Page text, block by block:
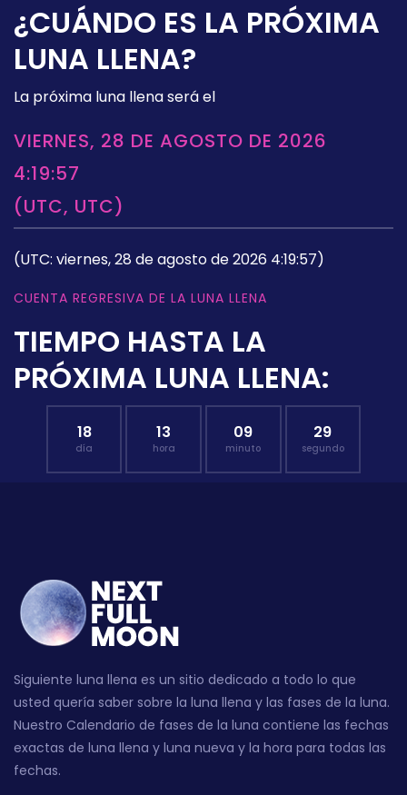
¿CUÁNDO ES LA PRÓXIMA
LUNA LLENA?
La próxima luna llena será el
VIERNES, 28 DE AGOSTO DE 2026
4:19:57
(UTC, UTC)
(UTC: viernes, 28 de agosto de 2026 4:19:57)
CUENTA REGRESIVA DE LA LUNA LLENA
TIEMPO HASTA LA
PRÓXIMA LUNA LLENA:
18
día
13
hora
09
minuto
28
segundo
Siguiente luna llena es un sitio dedicado a todo lo que
usted quería saber sobre la luna llena y las fases de la luna.
Nuestro Calendario de fases de la luna contiene las fechas
exactas de luna llena y luna nueva y la hora para todas las
fechas.